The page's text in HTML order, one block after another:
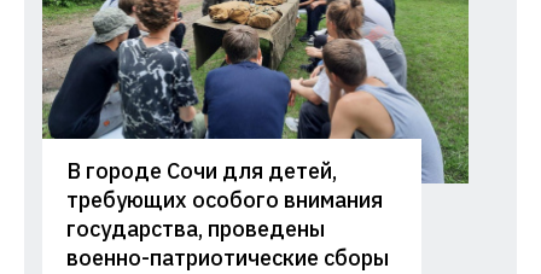
В городе Сочи для детей,
требующих особого внимания
государства, проведены
военно-патриотические сборы